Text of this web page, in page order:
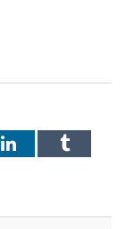
LinkedInTumblr